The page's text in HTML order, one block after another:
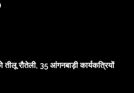
रौतेली, 35 आंगनबाड़ी कार्यकत्रियों